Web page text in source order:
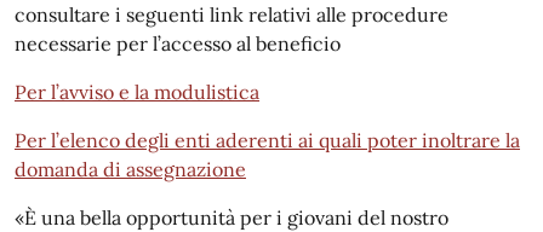
consultare i seguenti link relativi alle procedure
necessarie per l’accesso al beneficio
Per l’avviso e la modulistica
Per l’elenco degli enti aderenti ai quali poter inoltrare la
domanda di assegnazione
«È una bella opportunità per i giovani del nostro